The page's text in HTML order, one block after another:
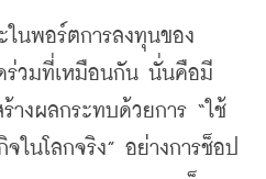
พอร์ตการลงทุนของ
ร่วมที่เหมือนกัน นั่นคือมี
างผลกระทบด้วยการ “ใช้
ในโลกจริง” อย่างการช็อป